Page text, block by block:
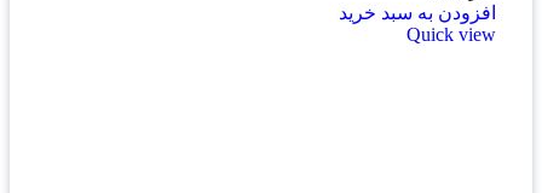
افزودن به سبد خرید
Quick view